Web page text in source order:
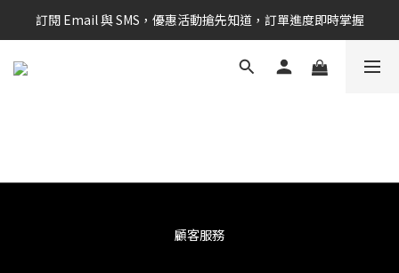
新會員享$100購物金 現在立即加入！
訂閱 Email 與 SMS，優惠活動搶先知道，訂單進度即時掌握
新會員享$100購物金 現在立即加入！
顧客服務